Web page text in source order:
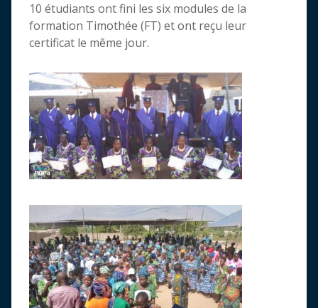
10 étudiants ont fini les six modules de la
formation Timothée (FT) et ont reçu leur
certificat le même jour.